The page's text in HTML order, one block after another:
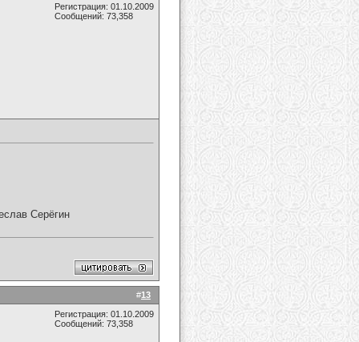
Регистрация: 01.10.2009
Сообщений: 73,358
Серёгин
#13
Регистрация: 01.10.2009
Сообщений: 73,358